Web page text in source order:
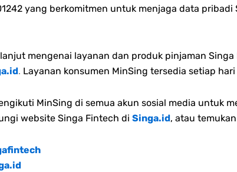
yang berkomitmen untuk menjaga data pribadi
mengenai layanan dan produk pinjaman
. Layanan konsumen MinSing tersedia setiap hari
MinSing di semua akun sosial media untuk
website Singa Fintech di Singa.id, atau